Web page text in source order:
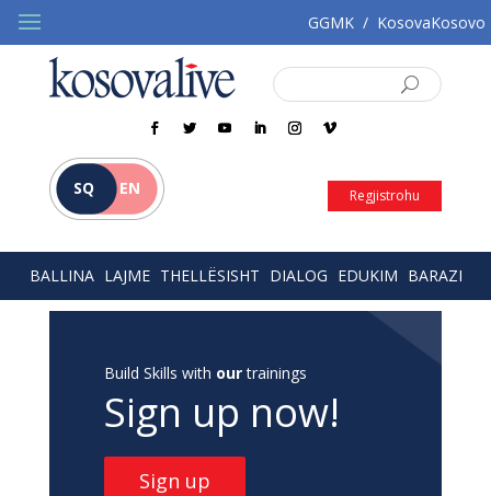
GGMK / KosovaKosovo
SQ EN Regjistrohu
BALLINA LAJME THELLËSISHT DIALOG EDUKIM BARAZI
Build Skills with ourtrainings
Sign up now!
Sign up